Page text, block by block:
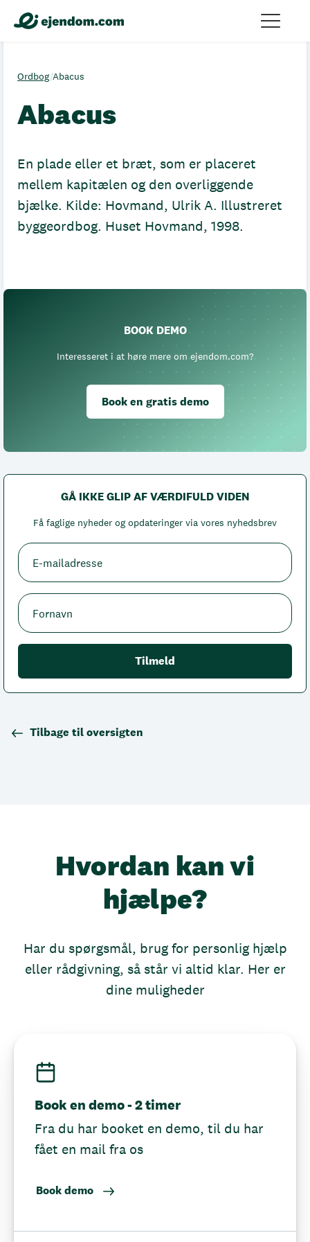
Ordbog/Abacus
Abacus
En plade eller et bræt, som er placeret
mellem kapitælen og den overliggende
bjælke. Kilde: Hovmand, Ulrik A. Illustreret
byggeordbog. Huset Hovmand, 1998.
BOOK DEMO
Interesseret i at høre mere om ejendom.com?
Book en gratis demo
GÅ IKKE GLIP AF VÆRDIFULD VIDEN
Få faglige nyheder og opdateringer via vores nyhedsbrev
Tilbage til oversigten
Hvordan kan vi
hjælpe?
Har du spørgsmål, brug for personlig hjælp
eller rådgivning, så står vi altid klar. Her er
dine muligheder
Book en demo - 2 timer
Fra du har booket en demo, til du har
fået en mail fra os
Book demo